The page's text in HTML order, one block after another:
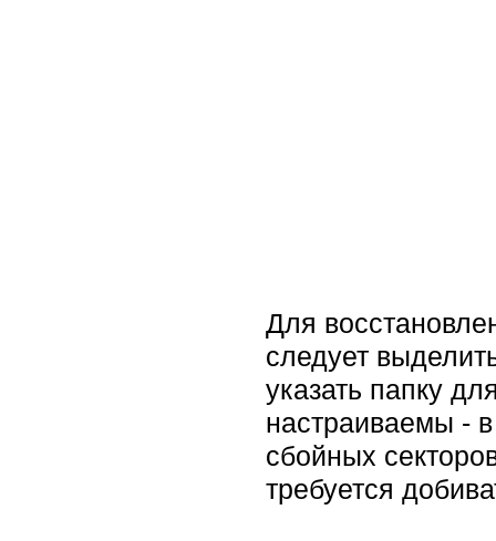
Для
следует
указать папку
настраиваемы -
сбойных
требуется